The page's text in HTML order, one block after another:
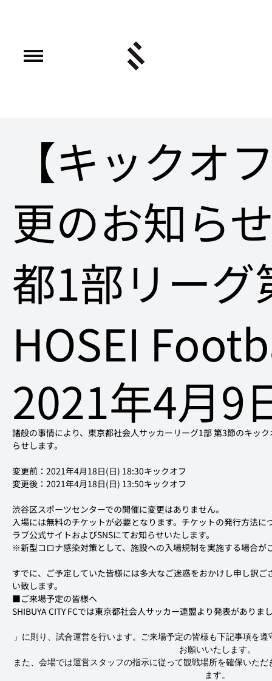
【キックオ
更のお知ら
都1部リーグ
HOSEI
2021年4月9
諸般の事情により、東京都社会人サッカーリーグ1部 第3節のキッ
らせします。
変更後：2021年4月18日(日) 13:50キックオフ
入場には無料のチケットが必要となります。チケットの発行方法
※新型コロナ感染対策として、施設への入場規制を実施する場合が
すでに、ご予定していた皆様には多大なご迷惑をおかけし申し訳
い致します。
■ご来場予定の皆様へ
SHIBUYA CITY FCでは東京都社会人サッカー連盟より発表がありま
」に則り、試合運営を行います。ご来場予定の皆様も下記事項を
お願いいたします。
また、会場では運営スタッフの指示に従って観戦場所を確保いた
ます。